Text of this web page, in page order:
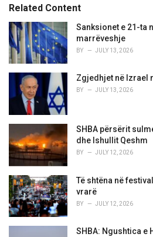
i
e
s
:
Related Content
Sanksionet e 21-ta
marrëveshje
BY JULY 13, 2026
Zgjedhjet në Izrael
BY JULY 13, 2026
SHBA përsërit
dhe Ishullit Qeshm
BY JULY 12, 2026
Të shtëna në
vrarë
BY JULY 12, 2026
SHBA: Ngushtica e